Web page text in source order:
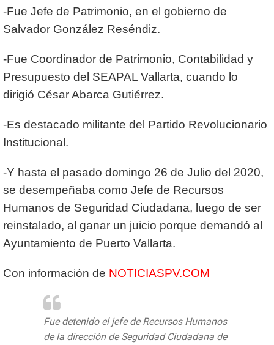
-Fue Jefe de Patrimonio, en el gobierno de
Salvador González Reséndiz.
-Fue Coordinador de Patrimonio, Contabilidad y
Presupuesto del SEAPAL Vallarta, cuando lo
dirigió César Abarca Gutiérrez.
-Es destacado militante del Partido Revolucionario
Institucional.
-Y hasta el pasado domingo 26 de Julio del 2020,
se desempeñaba como Jefe de Recursos
Humanos de Seguridad Ciudadana, luego de ser
reinstalado, al ganar un juicio porque demandó al
Ayuntamiento de Puerto Vallarta.
Con información de NOTICIASPV.COM
Fue detenido el jefe de Recursos Humanos
de la dirección de Seguridad Ciudadana de